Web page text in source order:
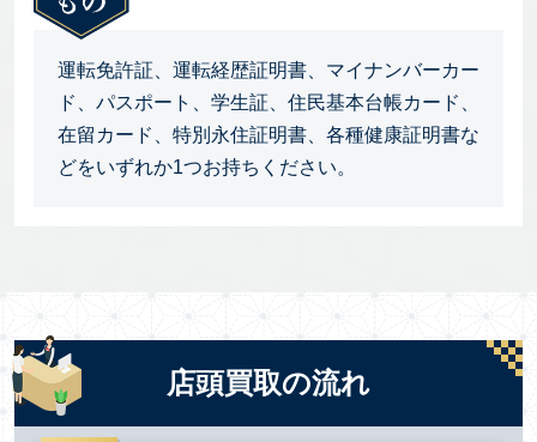
運転免許証、運転経歴証明書、マイナンバーカー
ド、パスポート、学生証、住民基本台帳カード、
在留カード、特別永住証明書、各種健康証明書な
どをいずれか1つお持ちください。
店頭買取の流れ